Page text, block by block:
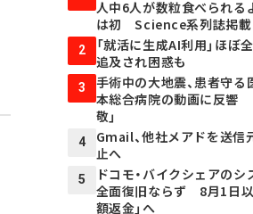
人中6人が数粒食べられ
は初 Science系列誌掲載
2
「就活に生成AI利用」ほ
追及され困惑も
3
手術中の大地震、患者守
本総合病院の動画に反響
敬」
4
Gmail、他社メアドを送信
止へ
5
ドコモ・バイクシェアのシ
全面復旧ならず 8月1日以
額返金」へ